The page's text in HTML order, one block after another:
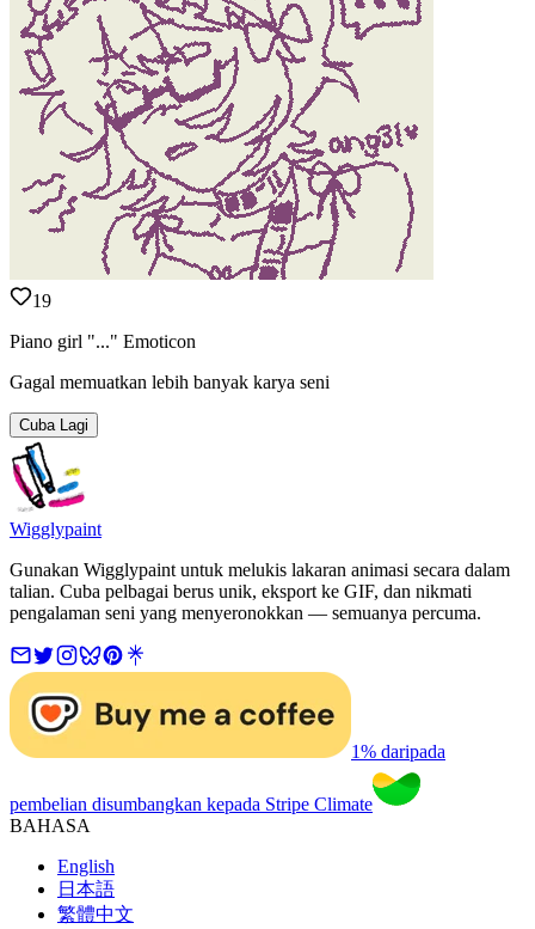
19
Piano girl "..." Emoticon
Gagal memuatkan lebih banyak karya seni
Cuba Lagi
Wigglypaint
Gunakan Wigglypaint untuk melukis lakaran animasi secara dalam
talian. Cuba pelbagai berus unik, eksport ke GIF, dan nikmati
pengalaman seni yang menyeronokkan — semuanya percuma.
1% daripada
pembelian disumbangkan kepada Stripe Climate
BAHASA
English
日本語
繁體中文